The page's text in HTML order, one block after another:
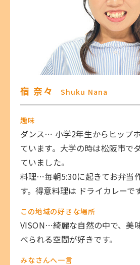
宿 奈々 Shuku Nana
趣味
ダンス⋯ 小学2年生からヒップ
ています。大学の時は松阪市で
ていました。
料理⋯毎朝5:30に起きてお弁当
す。得意料理は ドライカレーで
この地域の好きな場所
VISON⋯綺麗な自然の中で、美
べられる空間が好きです。
みなさんへ一言